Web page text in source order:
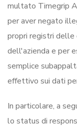
multato Timegrip
per aver negato
propri registri
dell'azienda e per
semplice
effettivo sui dati
In particolare, a
lo status di